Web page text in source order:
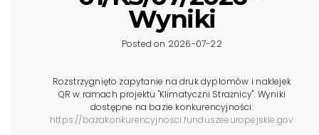
Wyniki
Posted on 2026-07-22
Rozstrzygnięto zapytanie na druk dyplomów i naklejek
QR w ramach projektu "Klimatyczni Strażnicy". Wyniki
dostępne na bazie konkurencyjności:
https://bazakonkurencyjnosci.funduszeeuropejskie.gov